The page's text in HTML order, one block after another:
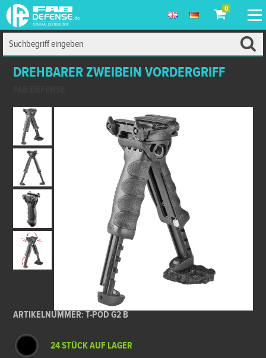
0
DREHBARER ZWEIBEIN VORDERGRIFF
ARTIKELNUMMER: T-POD G2 B
24 STÜCK AUF LAGER